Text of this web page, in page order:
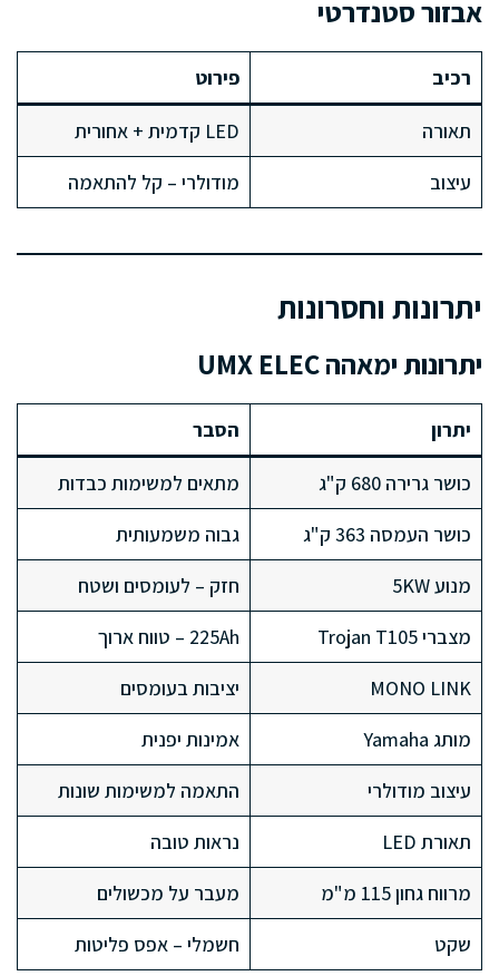
אבזור סטנדרטי
רכיב פירוט
תאורה
LED קדמית + אחורית
עיצוב
מודולרי – קל להתאמה
יתרונות וחסרונות
יתרונות ימאהה UMX ELEC
יתרון הסבר
כושר גרירה 680 ק"ג
מתאים למשימות כבדות
כושר העמסה 363 ק"ג
גבוה משמעותית
מנוע 5KW
חזק – לעומסים ושטח
מצברי Trojan T105
225Ah – טווח ארוך
MONO LINK
יציבות בעומסים
מותג Yamaha
אמינות יפנית
עיצוב מודולרי
התאמה למשימות שונות
תאורת LED
נראות טובה
מרווח גחון 115 מ"מ
מעבר על מכשולים
שקט
חשמלי – אפס פליטות